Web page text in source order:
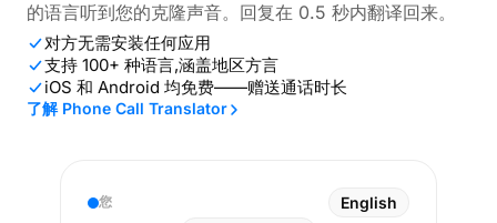
的语言听到您的克隆声音。回复在 0.5 秒内翻译回来。
对方无需安装任何应用
支持 100+ 种语言,涵盖地区方言
iOS 和 Android 均免费——赠送通话时长
了解 Phone Call Translator
您 English